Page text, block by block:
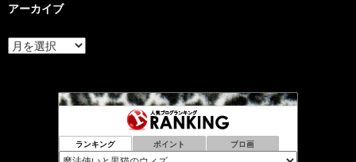
アーカイブ
ア
ー
ランキング ポイント ブロ画